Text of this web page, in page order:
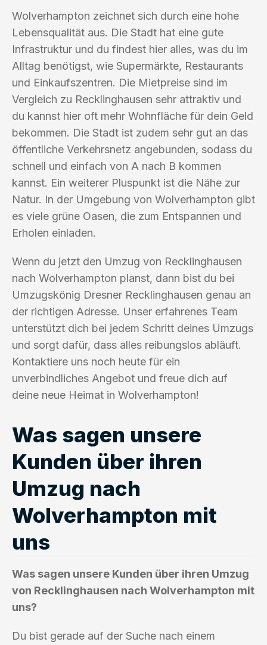
Wolverhampton zeichnet sich durch eine hohe
Lebensqualität aus. Die Stadt hat eine gute
Infrastruktur und du findest hier alles, was du im
Alltag benötigst, wie Supermärkte, Restaurants
und Einkaufszentren. Die Mietpreise sind im
Vergleich zu Recklinghausen sehr attraktiv und
du kannst hier oft mehr Wohnfläche für dein Geld
bekommen. Die Stadt ist zudem sehr gut an das
öffentliche Verkehrsnetz angebunden, sodass du
schnell und einfach von A nach B kommen
kannst. Ein weiterer Pluspunkt ist die Nähe zur
Natur. In der Umgebung von Wolverhampton gibt
es viele grüne Oasen, die zum Entspannen und
Erholen einladen.
Wenn du jetzt den Umzug von Recklinghausen
nach Wolverhampton planst, dann bist du bei
Umzugskönig Dresner Recklinghausen genau an
der richtigen Adresse. Unser erfahrenes Team
unterstützt dich bei jedem Schritt deines Umzugs
und sorgt dafür, dass alles reibungslos abläuft.
Kontaktiere uns noch heute für ein
unverbindliches Angebot und freue dich auf
deine neue Heimat in Wolverhampton!
Was sagen unsere
Kunden über ihren
Umzug nach
Wolverhampton mit
uns
Was sagen unsere Kunden über ihren Umzug
von Recklinghausen nach Wolverhampton mit
uns?
Du bist gerade auf der Suche nach einem